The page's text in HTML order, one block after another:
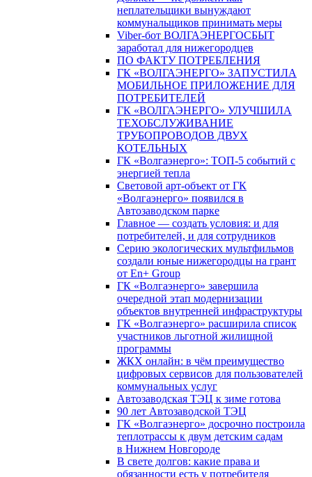
неплательщики вынуждают
коммунальщиков принимать меры
Viber-бот ВОЛГАЭНЕРГОСБЫТ
заработал для нижегородцев
ПО ФАКТУ ПОТРЕБЛЕНИЯ
ГК «ВОЛГАЭНЕРГО» ЗАПУСТИЛА
МОБИЛЬНОЕ ПРИЛОЖЕНИЕ ДЛЯ
ПОТРЕБИТЕЛЕЙ
ГК «ВОЛГАЭНЕРГО» УЛУЧШИЛА
ТЕХОБСЛУЖИВАНИЕ
ТРУБОПРОВОДОВ ДВУХ
КОТЕЛЬНЫХ
ГК «Волгаэнерго»: ТОП-5 событий с
энергией тепла
Световой арт-объект от ГК
«Волгаэнерго» появился в
Автозаводском парке
Главное — создать условия: и для
потребителей, и для сотрудников
Серию экологических мультфильмов
создали юные нижегородцы на грант
от En+ Group
ГК «Волгаэнерго» завершила
очередной этап модернизации
объектов внутренней инфраструктуры
ГК «Волгаэнерго» расширила список
участников льготной жилищной
программы
ЖКХ онлайн: в чём преимущество
цифровых сервисов для пользователей
коммунальных услуг
Автозаводская ТЭЦ к зиме готова
90 лет Автозаводской ТЭЦ
ГК «Волгаэнерго» досрочно построила
теплотрассы к двум детским садам
в Нижнем Новгороде
В свете долгов: какие права и
обязанности есть у потребителя